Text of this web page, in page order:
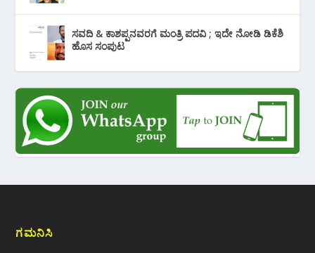
ಸವದಿ & ಕಾಶಪ್ಪನವರಗೆ ಮಂತ್ರಿ ಪದವಿ ; ಇದೇ ನೋಡಿ‌ ಡಿಕೆಶಿ
ಹೊಸ ಸಂಪುಟ
ಗಮನಿಸಿ